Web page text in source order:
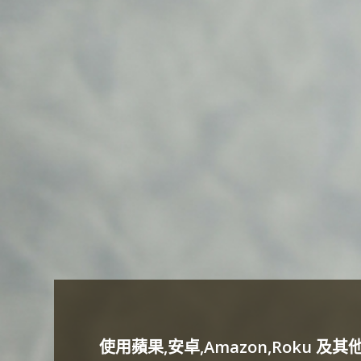
使用蘋果,安卓,Amazon,Roku 及其